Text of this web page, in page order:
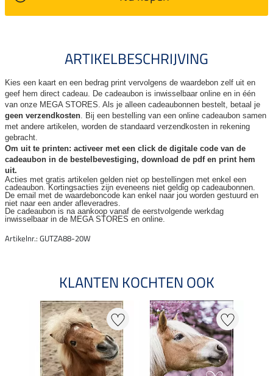
ARTIKELBESCHRIJVING
Kies een kaart en een bedrag print vervolgens de waardebon zelf uit en
geef hem direct cadeau. De cadeaubon is inwisselbaar online en in één
van onze MEGA STORES. Als je alleen cadeaubonnen bestelt, betaal je
geen verzendkosten. Bij een bestelling van een online cadeaubon samen
met andere artikelen, worden de standaard verzendkosten in rekening
gebracht.
Om uit te printen: activeer met een click de digitale code van de
cadeaubon in de bestelbevestiging, download de pdf en print hem
uit.
Acties met gratis artikelen gelden niet op bestellingen met enkel een
cadeaubon. Kortingsacties zijn eveneens niet geldig op cadeaubonnen.
De email met de waardeboncode kan enkel naar jou worden gestuurd en
niet naar een ander afleveradres.
De cadeaubon is na aankoop vanaf de eerstvolgende werkdag
inwisselbaar in de MEGA STORES en online.
Artikelnr.: GUTZA88-20W
KLANTEN KOCHTEN OOK